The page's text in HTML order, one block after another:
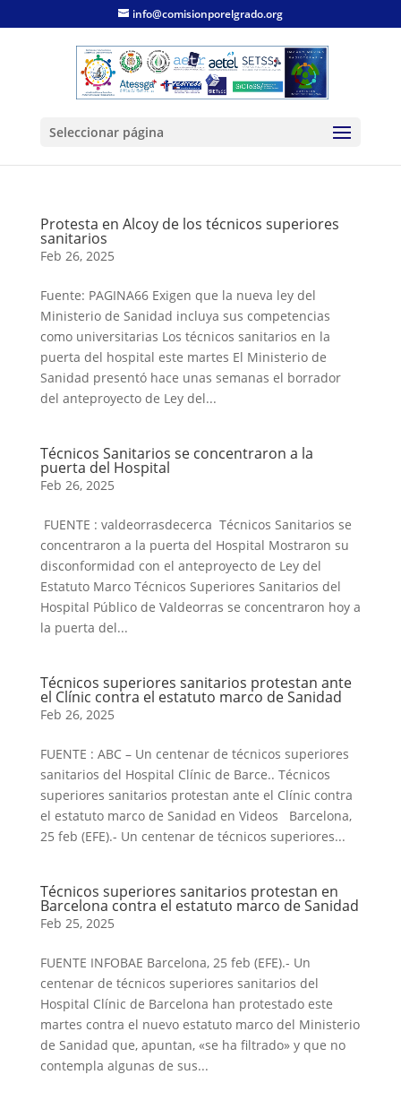
info@comisionporelgrado.org
Seleccionar página
Protesta en Alcoy de los técnicos superiores
sanitarios
Feb 26, 2025
Fuente: PAGINA66 Exigen que la nueva ley del
Ministerio de Sanidad incluya sus competencias
como universitarias Los técnicos sanitarios en la
puerta del hospital este martes El Ministerio de
Sanidad presentó hace unas semanas el borrador
del anteproyecto de Ley del...
Técnicos Sanitarios se concentraron a la
puerta del Hospital
Feb 26, 2025
FUENTE : valdeorrasdecerca Técnicos Sanitarios se
concentraron a la puerta del Hospital Mostraron su
disconformidad con el anteproyecto de Ley del
Estatuto Marco Técnicos Superiores Sanitarios del
Hospital Público de Valdeorras se concentraron hoy a
la puerta del...
Técnicos superiores sanitarios protestan ante
el Clínic contra el estatuto marco de Sanidad
Feb 26, 2025
FUENTE : ABC – Un centenar de técnicos superiores
sanitarios del Hospital Clínic de Barce.. Técnicos
superiores sanitarios protestan ante el Clínic contra
el estatuto marco de Sanidad en Videos Barcelona,
25 feb (EFE).- Un centenar de técnicos superiores...
Técnicos superiores sanitarios protestan en
Barcelona contra el estatuto marco de Sanidad
Feb 25, 2025
FUENTE INFOBAE Barcelona, 25 feb (EFE).- Un
centenar de técnicos superiores sanitarios del
Hospital Clínic de Barcelona han protestado este
martes contra el nuevo estatuto marco del Ministerio
de Sanidad que, apuntan, «se ha filtrado» y que no
contempla algunas de sus...